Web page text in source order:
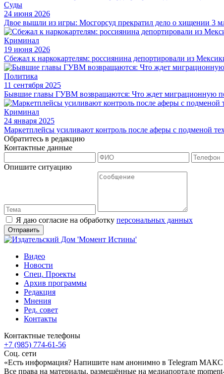
Суды
24 июня 2026
Двое вышли из игры: Мосгорсуд прекратил дело о хищении 3
Криминал
19 июня 2026
Сбежал к наркокартелям: россиянина депортировали из
Политика
11 сентября 2025
Бывшие главы ГУВМ возвращаются: Что ждет миграционную
Криминал
24 января 2025
Маркетплейсы усиливают контроль после аферы с подменой
Обратитесь в редакцию
Контактные данные
Опишите ситуацию
Я даю согласие на обработку персональных данных
Видео
Новости
Спец. Проекты
Архив программы
Редакция
Мнения
Ред. совет
Контакты
Контактные телефоны
+7 (985) 774-61-56
Соц. сети
«Есть информация? Напишите нам анонимно в Telegram
Все права на материалы, размещённые на медиапортале